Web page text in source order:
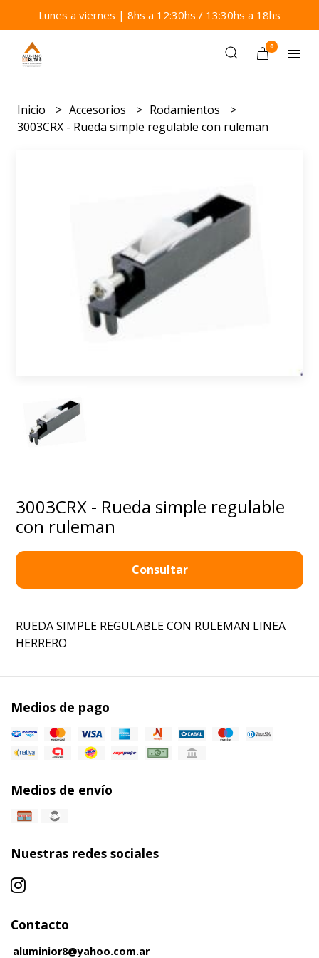
Lunes a viernes | 8hs a 12:30hs / 13:30hs a 18hs
0
Inicio Accesorios
Rodamientos
3003CRX - Rueda simple regulable con ruleman
3003CRX - Rueda simple regulable
con ruleman
Consultar
RUEDA SIMPLE REGULABLE CON RULEMAN LINEA
HERRERO
Medios de pago
Medios de envío
Nuestras redes sociales
Contacto
aluminior8@yahoo.com.ar